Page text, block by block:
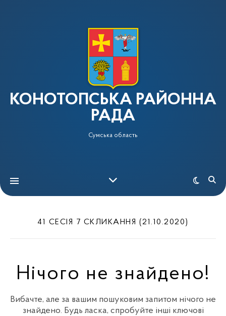
КОНОТОПСЬКА РАЙОННА
РАДА
Сумська область
41 СЕСІЯ 7 СКЛИКАННЯ (21.10.2020)
Нічого не знайдено!
Вибачте, але за вашим пошуковим запитом нічого не
знайдено. Будь ласка, спробуйте інші ключові